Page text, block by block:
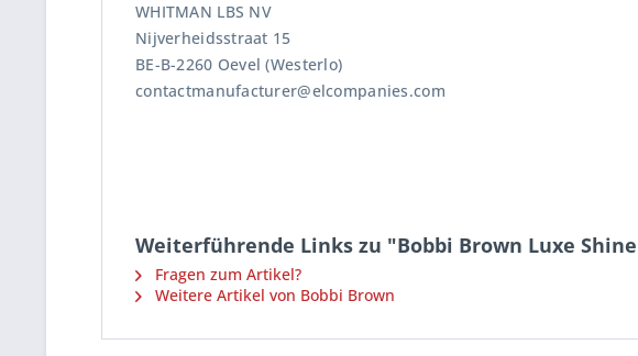
WHITMAN LBS NV
Nijverheidsstraat 15
BE-B-2260 Oevel (Westerlo)
contactmanufacturer@elcompanies.com
Weiterführende Links zu "Bobbi Brown Luxe
Fragen zum Artikel?
Weitere Artikel von Bobbi Brown